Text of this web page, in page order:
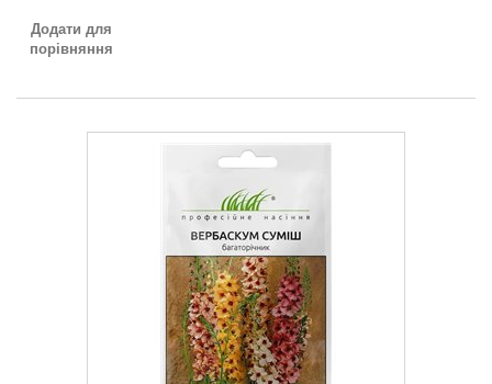
Додати для
порівняння